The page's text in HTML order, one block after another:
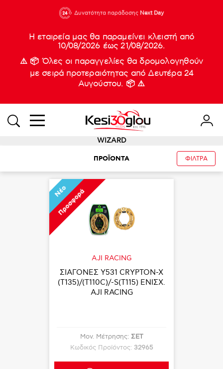
210 88 21
933
Δυνατότητα παράδοσης Next Day
Νέες
Η εταιρεία μας θα παραμείνει κλειστή από
10/08/2026 έως 21/08/2026.
⚠️ 📦 Όλες οι παραγγελίες θα δρομολογηθούν
με σειρά προτεραιότητας από Δευτέρα 24
Αυγούστου. 📦 ⚠️
WIZARD
ΠΡΟΪΟΝΤΑ ΦΙΛΤΡΑ
Νέο
Προσφορά
AJI RACING
ΣΙΑΓΟΝΕΣ Υ531 CRYPTON-X
(T135)/(T110C)/-S(T115) ΕΝΙΣΧ.
AJI RACING
Μον. Μέτρησης: ΣΕΤ
Κωδικός Προϊόντος: 32965